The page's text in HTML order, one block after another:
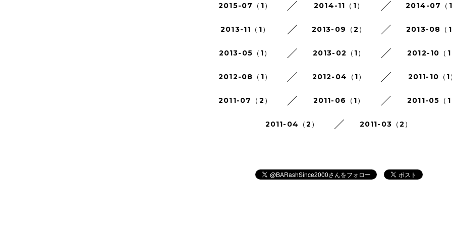
2015-07（1） 2014-11（1） 2014-07（1
2013-11（1） 2013-09（2） 2013-08（1
2013-05（1） 2013-02（1） 2012-10（1
2012-08（1） 2012-04（1） 2011-10（1
2011-07（2） 2011-06（1） 2011-05（1
2011-04（2） 2011-03（2）